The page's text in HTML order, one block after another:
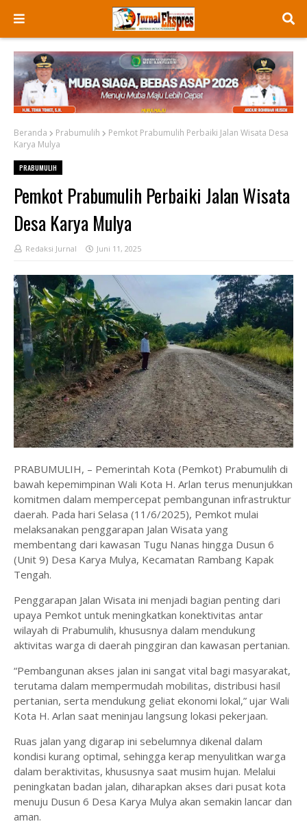
Beranda Prabumulih
Pemkot Prabumulih Perbaiki Jalan Wisata Desa
Karya Mulya
PRABUMULIH
Pemkot Prabumulih Perbaiki Jalan Wisata
Desa Karya Mulya
Redaksi Jurnal Juni 11, 2025
PRABUMULIH, – Pemerintah Kota (Pemkot) Prabumulih di
bawah kepemimpinan Wali Kota H. Arlan terus menunjukkan
komitmen dalam mempercepat pembangunan infrastruktur
daerah. Pada hari Selasa (11/6/2025), Pemkot mulai
melaksanakan penggarapan Jalan Wisata yang
membentang dari kawasan Tugu Nanas hingga Dusun 6
(Unit 9) Desa Karya Mulya, Kecamatan Rambang Kapak
Tengah.
Penggarapan Jalan Wisata ini menjadi bagian penting dari
upaya Pemkot untuk meningkatkan konektivitas antar
wilayah di Prabumulih, khususnya dalam mendukung
aktivitas warga di daerah pinggiran dan kawasan pertanian.
“Pembangunan akses jalan ini sangat vital bagi masyarakat,
terutama dalam mempermudah mobilitas, distribusi hasil
pertanian, serta mendukung geliat ekonomi lokal,” ujar Wali
Kota H. Arlan saat meninjau langsung lokasi pekerjaan.
Ruas jalan yang digarap ini sebelumnya dikenal dalam
kondisi kurang optimal, sehingga kerap menyulitkan warga
dalam beraktivitas, khususnya saat musim hujan. Melalui
peningkatan badan jalan, diharapkan akses dari pusat kota
menuju Dusun 6 Desa Karya Mulya akan semakin lancar dan
aman.